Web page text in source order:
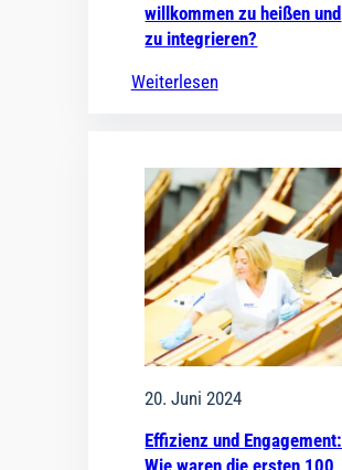
willkommen zu heißen und
zu integrieren?
Weiterlesen
20. Juni 2024
Effizienz und Engagement: